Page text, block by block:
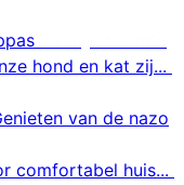
hond en kat zij...
van de nazo
comfortabel huis...